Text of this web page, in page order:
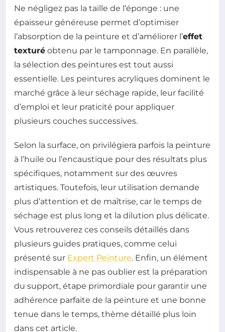
Ne négligez pas la taille de l’éponge : une
épaisseur généreuse permet d’optimiser
l’absorption de la peinture et d’améliorer l’effet
texturé obtenu par le tamponnage. En parallèle,
la sélection des peintures est tout aussi
essentielle. Les peintures acryliques dominent le
marché grâce à leur séchage rapide, leur facilité
d’emploi et leur praticité pour appliquer
plusieurs couches successives.
Selon la surface, on privilégiera parfois la peinture
à l’huile ou l’encaustique pour des résultats plus
spécifiques, notamment sur des œuvres
artistiques. Toutefois, leur utilisation demande
plus d’attention et de maîtrise, car le temps de
séchage est plus long et la dilution plus délicate.
Vous retrouverez ces conseils détaillés dans
plusieurs guides pratiques, comme celui
présenté sur Expert Peinture. Enfin, un élément
indispensable à ne pas oublier est la préparation
du support, étape primordiale pour garantir une
adhérence parfaite de la peinture et une bonne
tenue dans le temps, thème détaillé plus loin
dans cet article.